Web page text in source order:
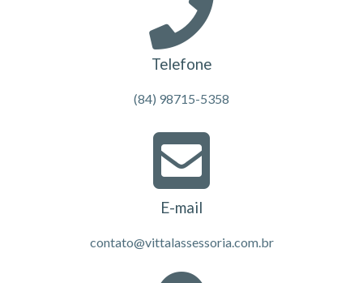
Telefone
(84) 98715-5358
E-mail
contato@vittalassessoria.com.br